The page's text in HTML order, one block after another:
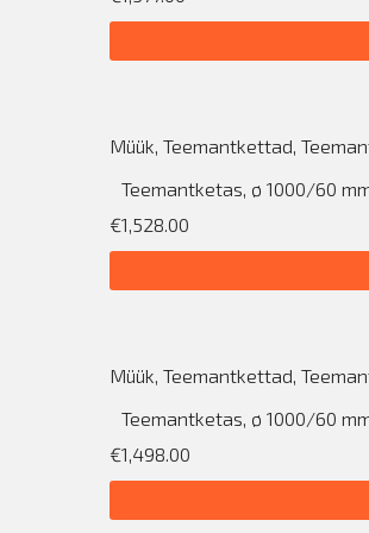
Müük, Teemantkettad,
Teemantketas, ø 1000/60
€1,528.00
Müük, Teemantkettad,
Teemantketas, ø 1000/60
€1,498.00